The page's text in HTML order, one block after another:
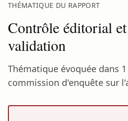
THÉMATIQUE DU RAPPORT
Contrôle éditorial
validation
Thématique évoquée dans
commission d'enquête sur